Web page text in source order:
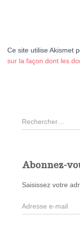
Ce site utilise Akismet
sur la façon dont les
R
e
c
e
r
Abonnez-
Saisissez votre
A
d